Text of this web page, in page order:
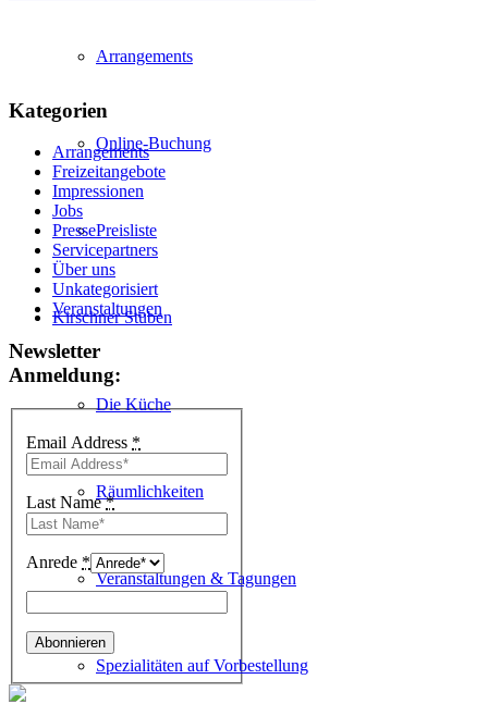
Arrangements
Online-Buchung
Preisliste
Kirschner Stuben
Die Küche
Räumlichkeiten
Veranstaltungen & Tagungen
Spezialitäten auf Vorbestellung
Kategorien
Arrangements
Freizeitangebote
Impressionen
Jobs
Presse
Servicepartners
Über uns
Unkategorisiert
Veranstaltungen
Newsletter
Anmeldung:
Email Address *
Last Name*
Anrede *